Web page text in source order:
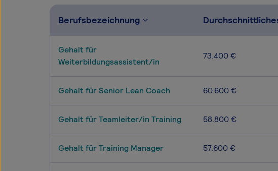
Berufsbezeichnung
Gehalt für
Weiterbildungsassistent/in
73.400 €
Gehalt für Senior Lean Coach 60.600 €
Gehalt für Teamleiter/in Training 58.800 €
Gehalt für Training Manager 57.600 €